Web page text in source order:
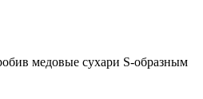
медовые сухари S-образным